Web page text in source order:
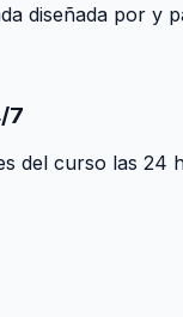
diseñada por y
7
del curso las 24